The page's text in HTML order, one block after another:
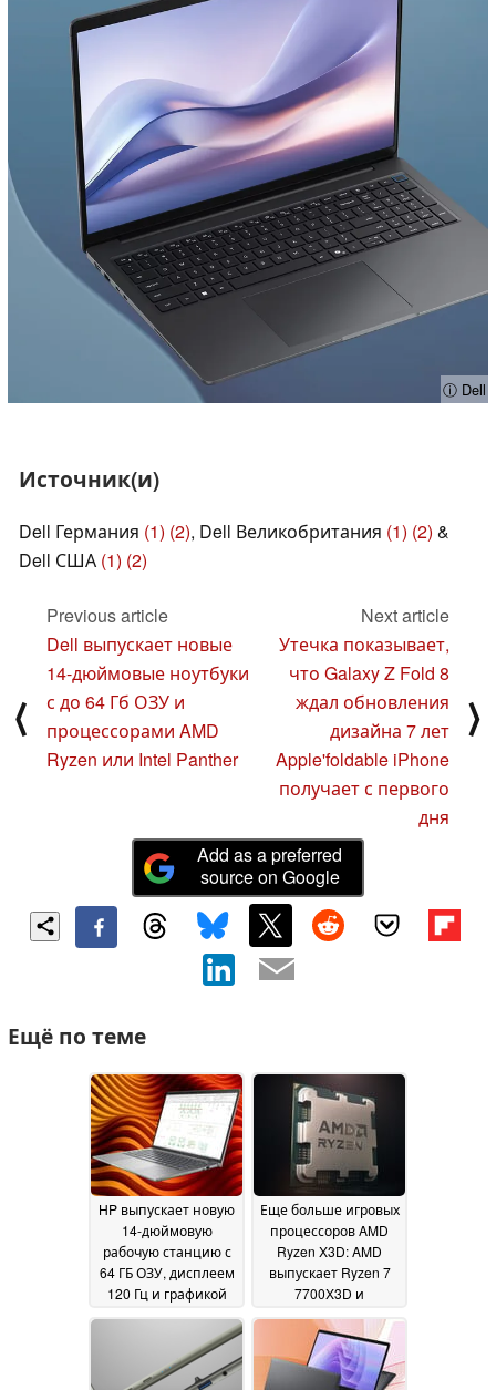
ⓘ Dell
Источник(и)
Dell Германия (1) (2), Dell Великобритания (1) (2) &
Dell США (1) (2)
⟨
Previous article
Dell выпускает новые
14-дюймовые ноутбуки
с до 64 Гб ОЗУ и
процессорами AMD
Ryzen или Intel Panther
Next article
Утечка показывает,
что Galaxy Z Fold 8
ждал обновления
дизайна 7 лет
Apple'foldable iPhone
получает с первого
дня
⟩
Add as a preferred
source on Google
Ещё по теме
HP выпускает новую
14-дюймовую
рабочую станцию с
64 ГБ ОЗУ, дисплеем
120 Гц и графикой
02 June 2026
Еще больше игровых
процессоров AMD
Ryzen X3D: AMD
выпускает Ryzen 7
7700X3D и
5800X3D01 June 2026